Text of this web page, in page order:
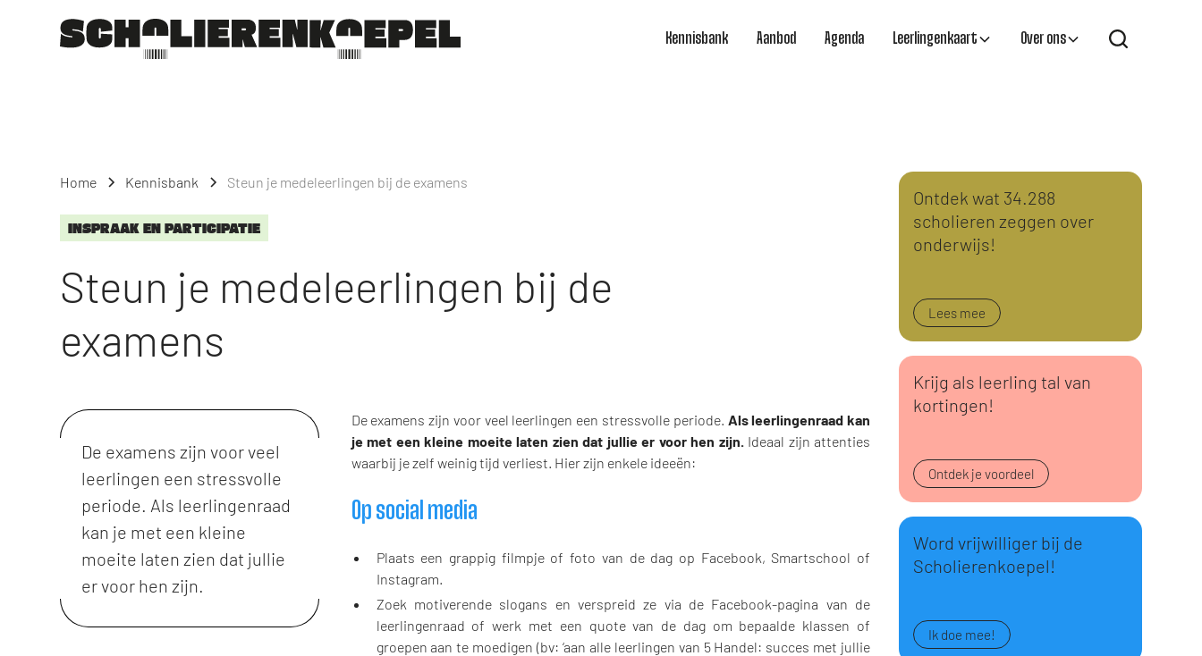
Kennisbank Aanbod Agenda Leerlingenkaart Over ons
Home Kennisbank Steun je medeleerlingen bij de examens
INSPRAAK EN PARTICIPATIE
Steun je medeleerlingen bij de
examens
De examens zijn voor veel
leerlingen een stressvolle
periode. Als leerlingenraad
kan je met een kleine
moeite laten zien dat jullie
er voor hen zijn.
De examens zijn voor veel leerlingen een stressvolle periode. Als leerlingenraad kan
je met een kleine moeite laten zien dat jullie er voor hen zijn.Ideaal zijn attenties
waarbij je zelf weinig tijd verliest. Hier zijn enkele ideeën:
Op social media
Plaats een grappig filmpje of foto van de dag op Facebook, Smartschool of
Instagram.
Zoek motiverende slogans en verspreid ze via de Facebook-pagina van de
leerlingenraad of werk met een quote van de dag om bepaalde klassen of
groepen aan te moedigen (bv: ‘aan alle leerlingen van 5 Handel: succes met jullie
Ontdek wat 34.288
scholieren zeggen over
onderwijs!
Lees mee
Krijg als leerling tal van
kortingen!
Ontdek je voordeel
Word vrijwilliger bij de
Scholierenkoepel!
Ik doe mee!